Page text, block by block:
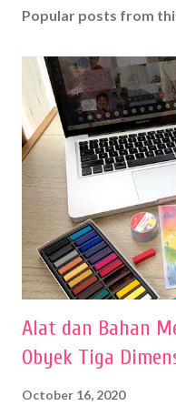
Popular posts from
Alat dan Bahan
Obyek Tiga
October 16, 2020